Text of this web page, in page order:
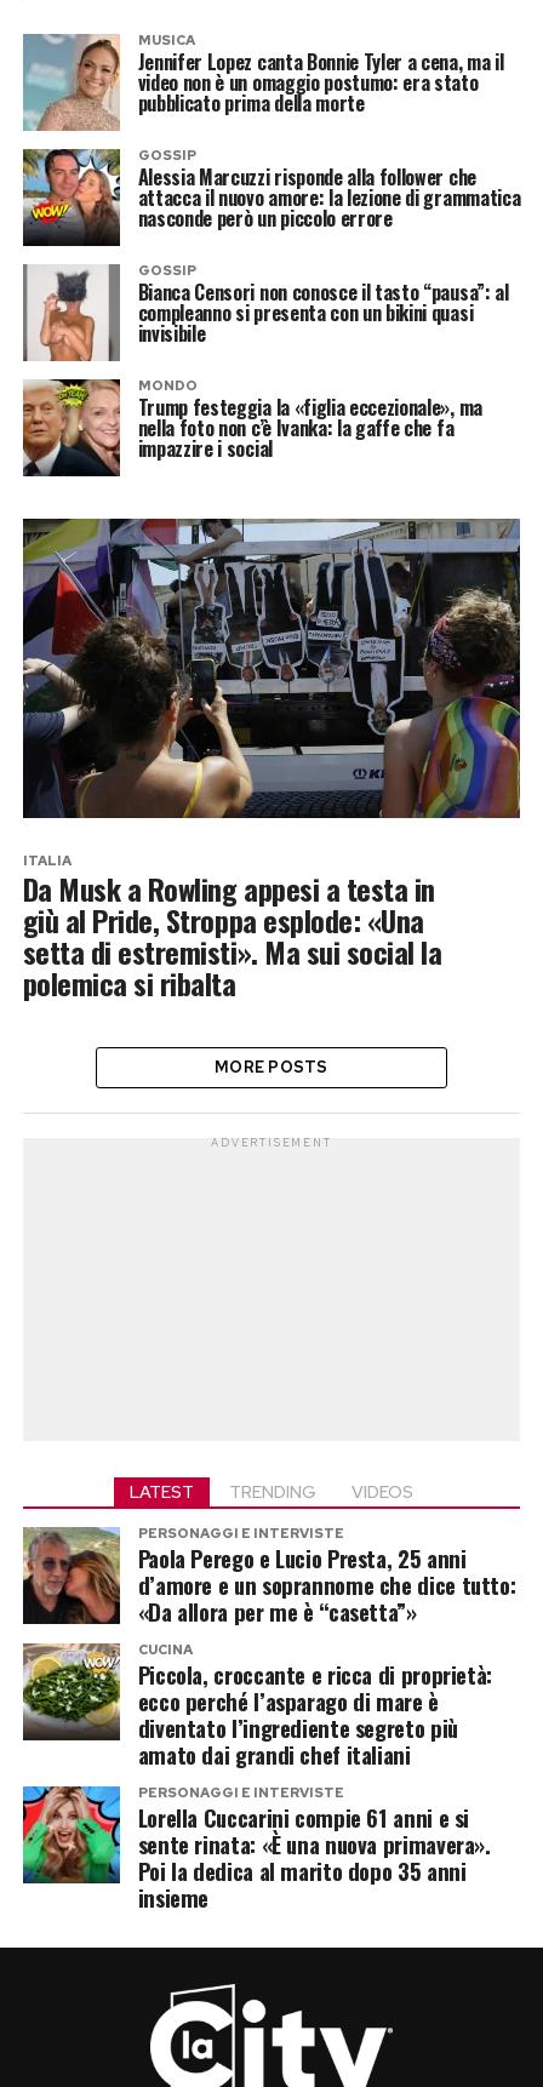
MUSICA
Jennifer Lopez canta Bonnie Tyler a cena, ma il
video non è un omaggio postumo: era stato
pubblicato prima della morte
GOSSIP
Alessia Marcuzzi risponde alla follower che
attacca il nuovo amore: la lezione di grammatica
nasconde però un piccolo errore
GOSSIP
Bianca Censori non conosce il tasto “pausa”: al
compleanno si presenta con un bikini quasi
invisibile
MONDO
Trump festeggia la «figlia eccezionale», ma
nella foto non c’è Ivanka: la gaffe che fa
impazzire i social
ITALIA
Da Musk a Rowling appesi a testa in
giù al Pride, Stroppa esplode: «Una
setta di estremisti». Ma sui social la
polemica si ribalta
MORE POSTS
ADVERTISEMENT
LATEST TRENDING VIDEOS
PERSONAGGI E INTERVISTE
Paola Perego e Lucio Presta, 25 anni
d’amore e un soprannome che dice tutto:
«Da allora per me è “casetta”»
CUCINA
Piccola, croccante e ricca di proprietà:
ecco perché l’asparago di mare è
diventato l’ingrediente segreto più
amato dai grandi chef italiani
PERSONAGGI E INTERVISTE
Lorella Cuccarini compie 61 anni e si
sente rinata: «È una nuova primavera».
Poi la dedica al marito dopo 35 anni
insieme